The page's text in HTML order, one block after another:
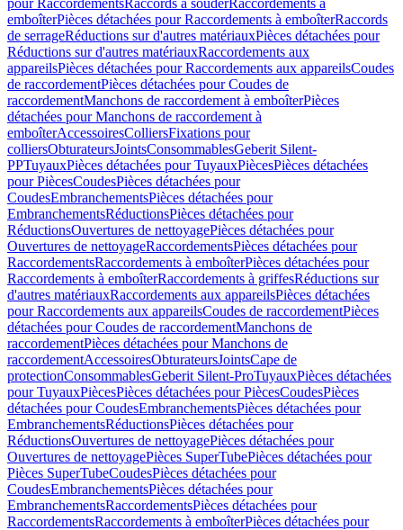
pour RaccordementsRaccords à souderRaccordements à
emboîterPièces détachées pour Raccordements à emboîterRaccords
de serrageRéductions sur d'autres matériauxPièces détachées pour
Réductions sur d'autres matériauxRaccordements aux
appareilsPièces détachées pour Raccordements aux appareilsCoudes
de raccordementPièces détachées pour Coudes de
raccordementManchons de raccordement à emboîterPièces
détachées pour Manchons de raccordement à
emboîterAccessoiresColliersFixations pour
colliersObturateursJointsConsommablesGeberit Silent-
PPTuyauxPièces détachées pour TuyauxPiècesPièces détachées
pour PiècesCoudesPièces détachées pour
CoudesEmbranchementsPièces détachées pour
EmbranchementsRéductionsPièces détachées pour
RéductionsOuvertures de nettoyagePièces détachées pour
Ouvertures de nettoyageRaccordementsPièces détachées pour
RaccordementsRaccordements à emboîterPièces détachées pour
Raccordements à emboîterRaccordements à griffesRéductions sur
d'autres matériauxRaccordements aux appareilsPièces détachées
pour Raccordements aux appareilsCoudes de raccordementPièces
détachées pour Coudes de raccordementManchons de
raccordementPièces détachées pour Manchons de
raccordementAccessoiresObturateursJointsCape de
protectionConsommablesGeberit Silent-ProTuyauxPièces détachées
pour TuyauxPiècesPièces détachées pour PiècesCoudesPièces
détachées pour CoudesEmbranchementsPièces détachées pour
EmbranchementsRéductionsPièces détachées pour
RéductionsOuvertures de nettoyagePièces détachées pour
Ouvertures de nettoyagePièces SuperTubePièces détachées pour
Pièces SuperTubeCoudesPièces détachées pour
CoudesEmbranchementsPièces détachées pour
EmbranchementsRaccordementsPièces détachées pour
RaccordementsRaccordements à emboîterPièces détachées pour